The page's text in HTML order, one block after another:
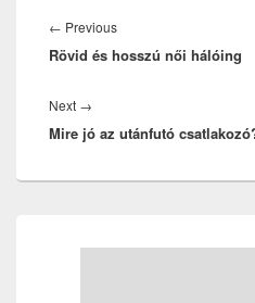
navigáció
← PreviousPrevious
post:
Rövid és hosszú női hálóing
Next →
post:
Mire jó az utánfutó